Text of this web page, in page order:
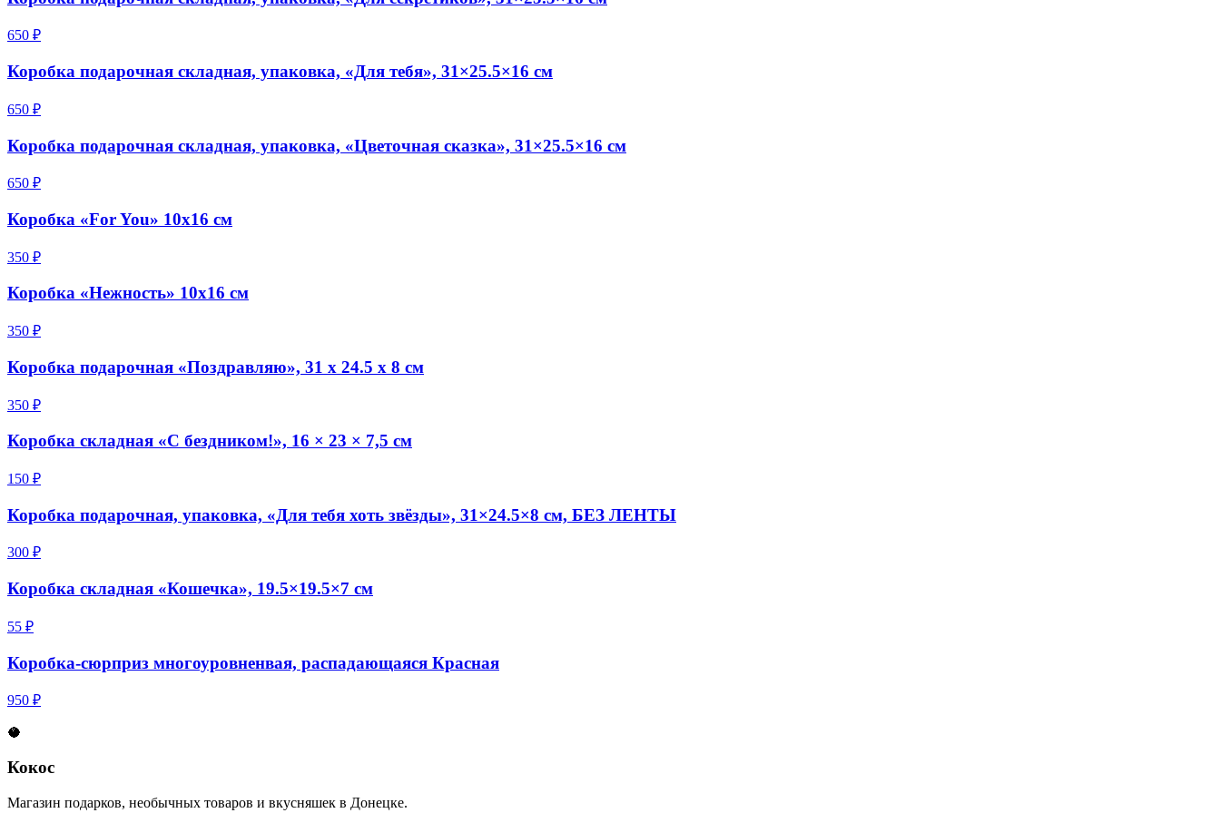
650 ₽
Коробка подарочная складная, упаковка, «Для тебя», 31×25.5×16 см
650 ₽
Коробка подарочная складная, упаковка, «Цветочная сказка», 31×25.5×16 см
650 ₽
Коробка «For You» 10x16 см
350 ₽
Коробка «Нежность» 10х16 см
350 ₽
Коробка подарочная «Поздравляю», 31 х 24.5 х 8 см
350 ₽
Коробка складная «С бездником!», 16 × 23 × 7,5 см
150 ₽
Коробка подарочная, упаковка, «Для тебя хоть звёзды», 31×24.5×8 см, БЕЗ ЛЕНТЫ
300 ₽
Коробка складная «Кошечка», 19.5×19.5×7 см
55 ₽
Коробка-сюрприз многоуровненвая, распадающаяся Красная
950 ₽
🥥
Кокос
Магазин подарков, необычных товаров и вкусняшек в Донецке.